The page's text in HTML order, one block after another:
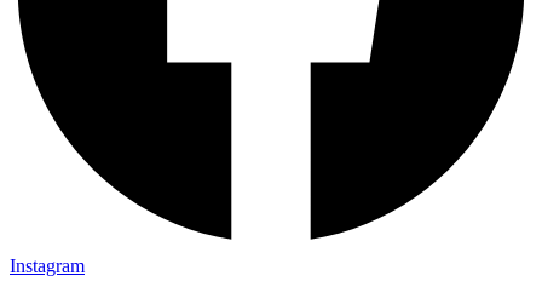
Instagram